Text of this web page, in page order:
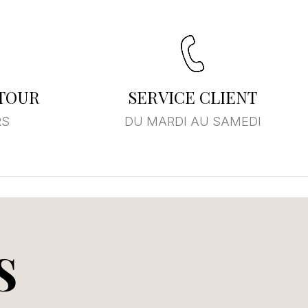
SERVICE CLIENT
DU MARDI AU SAMEDI